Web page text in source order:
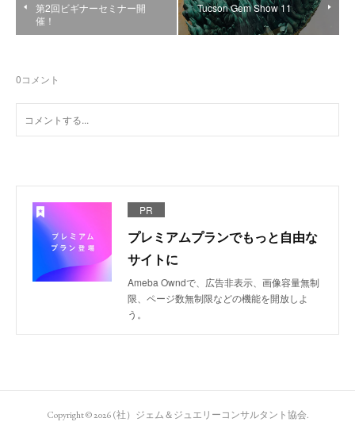
第2回ビギナーセミナー開
催！
Tucson Gem Show 11
0コメント
PR
プレミアムプランでもっと自由な
サイトに
Ameba Owndで、広告非表示、画像容量無制
限、ページ数無制限などの機能を開放しよ
う。
Copyright ©2026(社）ジェム＆ジュエリーコンサルタント協会.